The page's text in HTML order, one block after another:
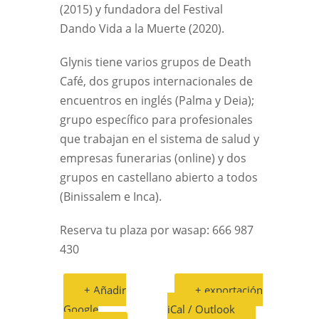
(2015) y fundadora del Festival
Dando Vida a la Muerte (2020).
Glynis tiene varios grupos de Death
Café, dos grupos internacionales de
encuentros en inglés (Palma y Deia);
grupo específico para profesionales
que trabajan en el sistema de salud y
empresas funerarias (online) y dos
grupos en castellano abierto a todos
(Binissalem e Inca).
Reserva tu plaza por wasap: 666 987
430
+ Añadir
Google
+ exportación
iCal / Outlook